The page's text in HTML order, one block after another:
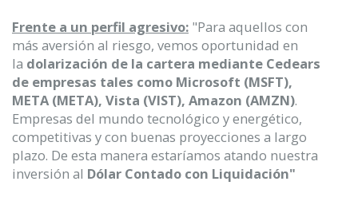
Frente a un perfil agresivo: "Para aquellos con
más aversión al riesgo, vemos oportunidad en
la dolarización de la cartera mediante Cedears
de empresas tales como Microsoft (MSFT),
META (META), Vista (VIST), Amazon (AMZN).
Empresas del mundo tecnológico y energético,
competitivas y con buenas proyecciones a largo
plazo. De esta manera estaríamos atando nuestra
inversión al Dólar Contado con Liquidación"